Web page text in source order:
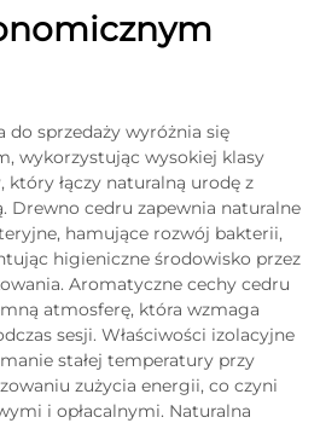
do sprzedaży wyróżnia się
wykorzystując wysokiej klasy
łączy naturalną urodę z
Drewno cedru zapewnia naturalne
hamujące rozwój bakterii,
higieniczne środowisko przez
Aromatyczne cechy cedru
atmosferę, która wzmaga
sesji. Właściwości izolacyjne
stałej temperatury przy
zużycia energii, co czyni
i opłacalnymi. Naturalna